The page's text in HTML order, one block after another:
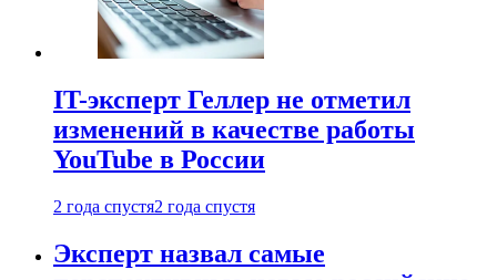
IT-эксперт Геллер не отметил
изменений в качестве работы
YouTube в России
2 года спустя2 года спустя
Эксперт назвал самые